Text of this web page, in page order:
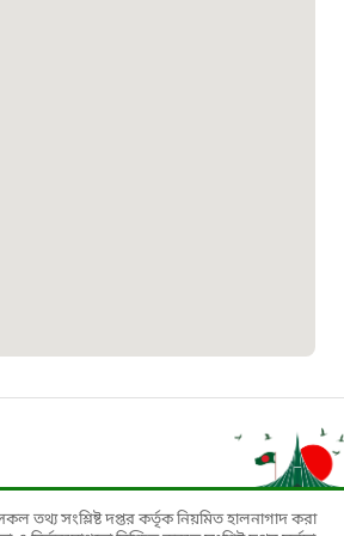
সেবা সংক্রান্ত
সংক্রান্ত হটলাইন
তথ্য সংশ্লিষ্ট দপ্তর কর্তৃক নিয়মিত হালনাগাদ করা